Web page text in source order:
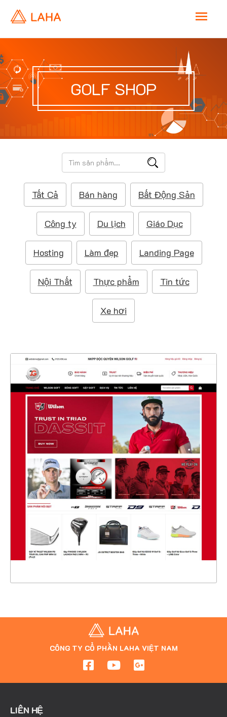
M
a
i
n
n
u
GOLF SHOP
T
ì
m
i
ế
m
Tất Cả Bán hàng Bất Động Sản
Công ty Du lịch Giáo Dục
Hosting Làm đẹp Landing Page
Nội Thất Thực phẩm Tin tức
Xe hơi
47398
CHI TIẾT
XEM THỰC TẾ
CÔNG TY CỔ PHẦN LAHA VIỆT NAM
LIÊN HỆ